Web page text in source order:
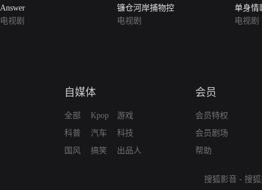
Answer
电视剧
镰仓河岸捕物控
电视剧
单身情
电视剧
自媒体
全部
科普
国风
Kpop
汽车
搞笑
游戏
科技
出品人
会员
会员特权
会员剧场
帮助
搜狐影音 - 搜